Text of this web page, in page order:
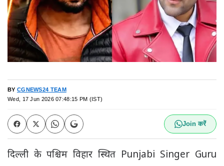
BY CGNEWS24 TEAM
Wed, 17 Jun 2026 07:48:15 PM (IST)
Join करें
दिल्ली के पश्चिम विहार स्थित Punjabi Singer Guru